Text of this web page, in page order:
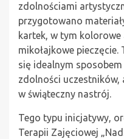
zdolnościami
przygotowano
kartek, w tym kolorowe
mikołajkowe pieczęcie.
się idealnym
zdolności uczestników,
w świąteczny nastrój.
Tego typu inicjatywy,
Terapii Zajęciowej